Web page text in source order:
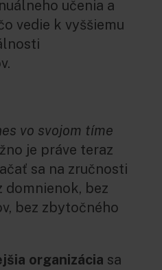
učenia a
vedie k vyššiemu
vo svojom tíme
je práve teraz
sa na zručnosti
domnienok, bez
bez zbytočného
organizácia sa